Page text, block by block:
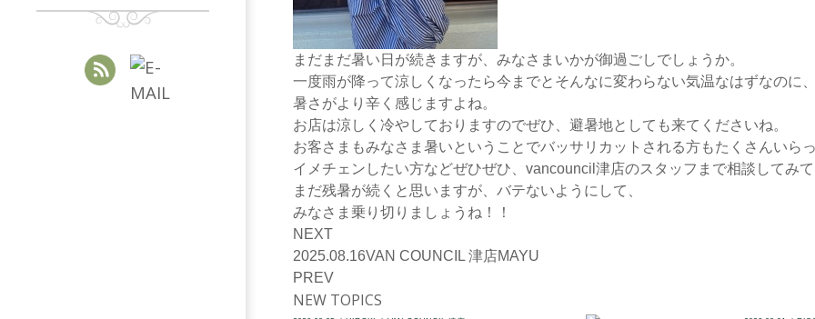
まだまだ暑い日が続きますが、みなさまいかが御過ごしでしょうか。
一度雨が降って涼しくなったら今までとそんなに変わらない気温なはずなのに、
暑さがより辛く感じますよね。
お店は涼しく冷やしておりますのでぜひ、避暑地としても来てくださいね。
お客さまもみなさま暑いということでバッサリカットされる方もたくさんいらっ
イメチェンしたい方などぜひぜひ、vancouncil津店のスタッフまで相談してみて
まだ残暑が続くと思いますが、バテないようにして、
みなさま乗り切りましょうね！！
NEXT
2025.08.16VAN COUNCIL 津店MAYU
PREV
NEW TOPICS